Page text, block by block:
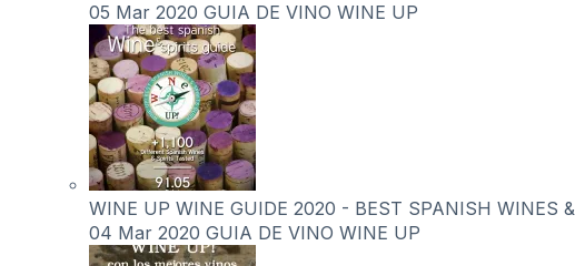
05 Mar 2020 GUIA DE VINO WINE UP
WINE UP WINE GUIDE 2020 - BEST SPANISH WINES
04 Mar 2020 GUIA DE VINO WINE UP